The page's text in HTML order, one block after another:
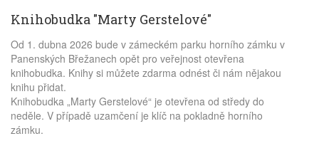
Knihobudka "Marty Gerstelové"
Od 1. dubna 2026 bude v zámeckém parku horního zámku v
Panenských Břežanech opět pro veřejnost otevřena
knihobudka. Knihy si můžete zdarma odnést či nám nějakou
knihu přidat.
Knihobudka „Marty Gerstelové“ je otevřena od středy do
neděle. V případě uzamčení je klíč na pokladně horního
zámku.